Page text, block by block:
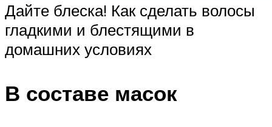
Дайте блеска! Как сделать волосы
гладкими и блестящими в
домашних условиях
В составе масок